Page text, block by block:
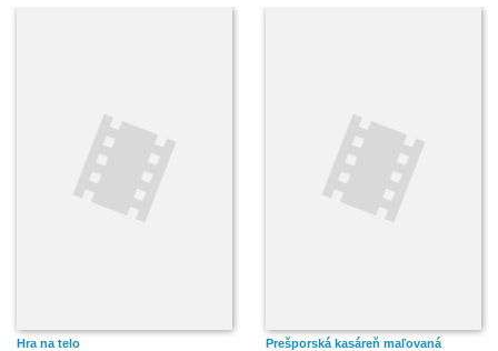
Hra na telo Prešporská kasáreň maľovaná